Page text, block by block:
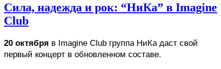
Сила, надежда и рок: “НиКа” в Imagine
Club
20 октября в Imagine Club группа НиКа даст свой
первый концерт в обновленном составе.